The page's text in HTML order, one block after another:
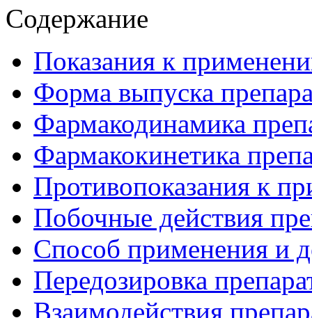
Содержание
Показания к
Форма выпуска
Фармакодинамика
Фармакокинетика
Противопоказания к
Побочные действия
Способ применения и
Передозировка
Взаимодействия